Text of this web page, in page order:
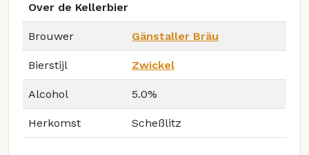
Over de Kellerbier
Brouwer Gänstaller Bräu
Bierstijl Zwickel
Alcohol 5.0%
Herkomst Scheßlitz